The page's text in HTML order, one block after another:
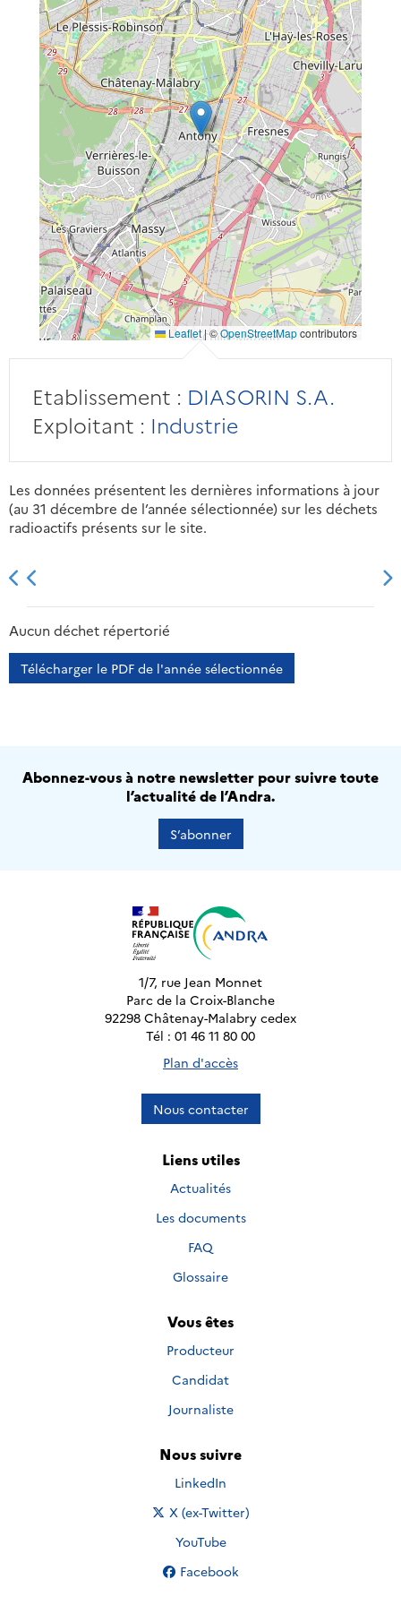
Leaflet|©OpenStreetMapcontributors
Etablissement : DIASORIN S.A.
Exploitant : Industrie
Les données présentent les dernières informations à jour
(au 31 décembre de l’année sélectionnée) sur les déchets
radioactifs présents sur le site.
2013 2014
Aucun déchet répertorié
Télécharger le PDF de l'année sélectionnée
Abonnez-vous à notre newsletter pour suivre toute
l’actualité de l’Andra.
S’abonner
1/7, rue Jean Monnet
Parc de la Croix-Blanche
92298 Châtenay-Malabry cedex
Tél : 01 46 11 80 00
Plan d'accès
Nous contacter
Liens utiles
Actualités
Les documents
FAQ
Glossaire
Vous êtes
Producteur
Candidat
Journaliste
Nous suivre
Nous suivre sur
LinkedIn
Nous suivre sur
X (ex-Twitter)
Nous suivre sur
YouTube
Nous suivre sur
Facebook